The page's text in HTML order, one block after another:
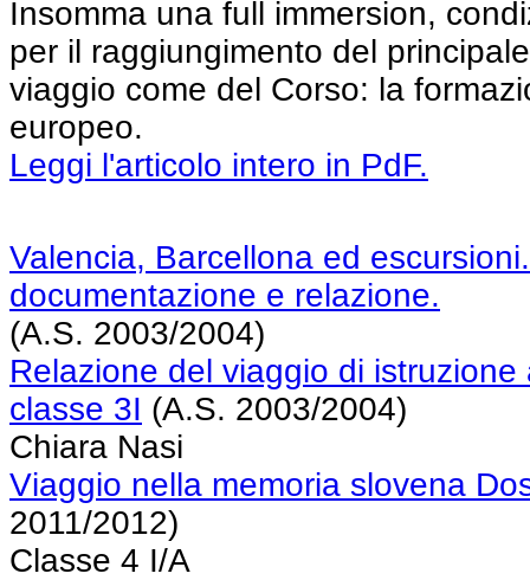
Insomma una full immersion,
per il raggiungimento del
viaggio come del Corso: la
europeo.
Leggi l'articolo intero in PdF.
Valencia, Barcellona ed
documentazione e relazione.
(A.S. 2003/2004)
Relazione del viaggio di istruzione
classe 3I (A.S. 2003/2004)
Chiara Nasi
Viaggio nella memoria slovena
2011/2012)
Classe 4 I/A